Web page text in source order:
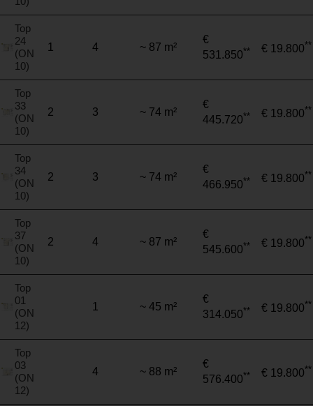
Top
24
(ON
10)
1 4 ~ 87 m²
€
531.850** € 19.800**
Top
33
(ON
10)
2 3 ~ 74 m²
€
445.720** € 19.800**
Top
34
(ON
10)
2 3 ~ 74 m²
€
466.950** € 19.800**
Top
37
(ON
10)
2 4 ~ 87 m²
€
545.600** € 19.800**
Top
01
(ON
12)
1 ~ 45 m²
€
314.050** € 19.800**
Top
03
(ON
12)
4 ~ 88 m²
€
576.400** € 19.800**